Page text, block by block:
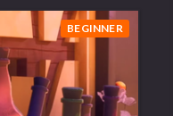
BEGINNER